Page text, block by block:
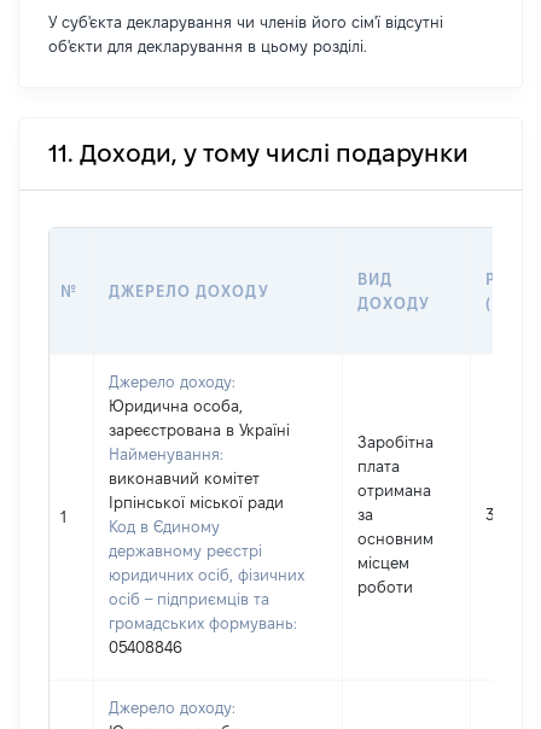
У суб'єкта декларування чи членів його сім'ї відсутні
об'єкти для декларування в цьому розділі.
11. Доходи, у тому числі подарунки
№ ДЖЕРЕЛО ДОХОДУ
ВИД
ДОХОДУ
1
Джерело доходу:
Юридична особа,
зареєстрована в Україні
Найменування:
виконавчий комітет
Ірпінської міської ради
Код в Єдиному
державному реєстрі
юридичних осіб, фізичних
осіб – підприємців та
громадських формувань:
05408846
Заробітна
плата
отримана
за
основним
місцем
роботи
309147
Джерело доходу: